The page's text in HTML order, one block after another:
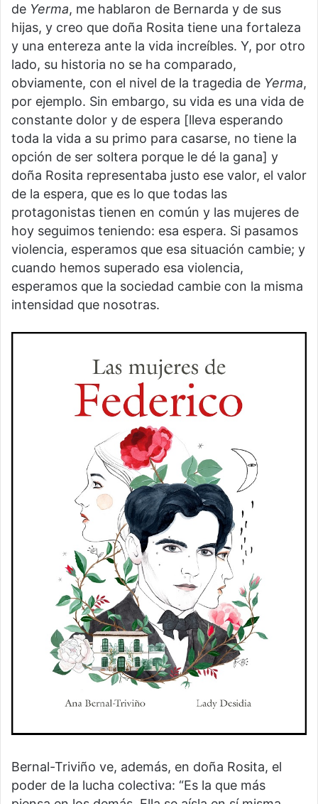
de Yerma, me hablaron de Bernarda y de sus
hijas, y creo que doña Rosita tiene una fortaleza
y una entereza ante la vida increíbles. Y, por otro
lado, su historia no se ha comparado,
obviamente, con el nivel de la tragedia de Yerma,
por ejemplo. Sin embargo, su vida es una vida de
constante dolor y de espera [lleva esperando
toda la vida a su primo para casarse, no tiene la
opción de ser soltera porque le dé la gana] y
doña Rosita representaba justo ese valor, el valor
de la espera, que es lo que todas las
protagonistas tienen en común y las mujeres de
hoy seguimos teniendo: esa espera. Si pasamos
violencia, esperamos que esa situación cambie; y
cuando hemos superado esa violencia,
esperamos que la sociedad cambie con la misma
intensidad que nosotras.
Bernal-Triviño ve, además, en doña Rosita, el
poder de la lucha colectiva: “Es la que más